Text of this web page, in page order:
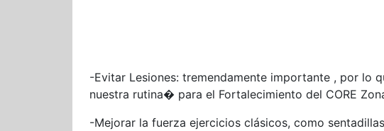
-Evitar Lesiones: tremendamente importante , por lo
nuestra rutina� para el Fortalecimiento del CORE
-Mejorar la fuerza ejercicios clásicos, como